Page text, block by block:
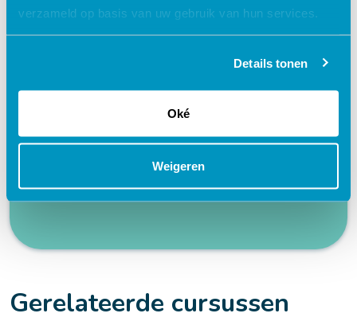
verzameld op basis van uw gebruik van hun services.
Details tonen
Oké
Weigeren
Flexibel – leer op je eigen manier en tempo
Praktijkgericht – ontwikkeld samen met
Interactieve en aantrekkelijke leermethoden
24/7 toegang tot lesmateriaal
Accreditatiepunten worden automatisch
Gerelateerde cursussen